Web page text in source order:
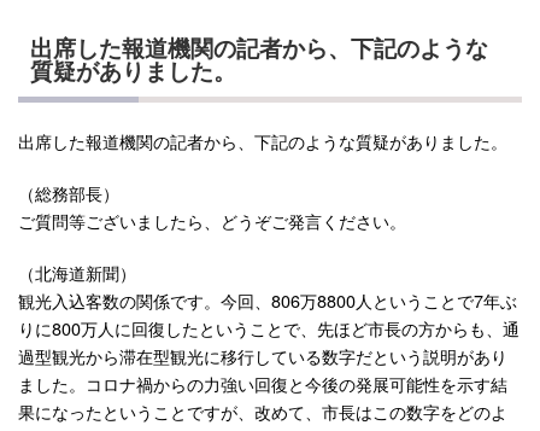
出席した報道機関の記者から、下記のような
質疑がありました。
出席した報道機関の記者から、下記のような質疑がありました。
（総務部長）
ご質問等ございましたら、どうぞご発言ください。
（北海道新聞）
観光入込客数の関係です。今回、806万8800人ということで7年ぶ
りに800万人に回復したということで、先ほど市長の方からも、通
過型観光から滞在型観光に移行している数字だという説明があり
ました。コロナ禍からの力強い回復と今後の発展可能性を示す結
果になったということですが、改めて、市長はこの数字をどのよ